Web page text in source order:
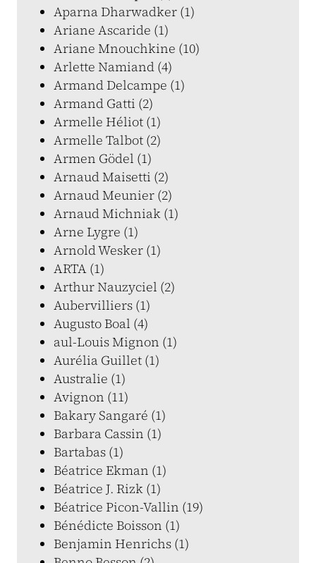
Aparna Dharwadker (1)
Ariane Ascaride (1)
Ariane Mnouchkine (10)
Arlette Namiand (4)
Armand Delcampe (1)
Armand Gatti (2)
Armelle Héliot (1)
Armelle Talbot (2)
Armen Gödel (1)
Arnaud Maisetti (2)
Arnaud Meunier (2)
Arnaud Michniak (1)
Arne Lygre (1)
Arnold Wesker (1)
ARTA (1)
Arthur Nauzyciel (2)
Aubervilliers (1)
Augusto Boal (4)
aul-Louis Mignon (1)
Aurélia Guillet (1)
Australie (1)
Avignon (11)
Bakary Sangaré (1)
Barbara Cassin (1)
Bartabas (1)
Béatrice Ekman (1)
Béatrice J. Rizk (1)
Béatrice Picon-Vallin (19)
Bénédicte Boisson (1)
Benjamin Henrichs (1)